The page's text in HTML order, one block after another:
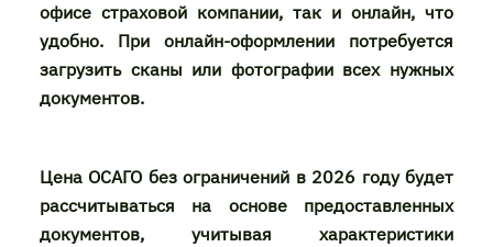
офисе страховой компании, так и онлайн, что
удобно. При онлайн-оформлении потребуется
загрузить сканы или фотографии всех нужных
документов.
Цена ОСАГО без ограничений в 2026 году будет
рассчитываться на основе предоставленных
документов, учитывая характеристики